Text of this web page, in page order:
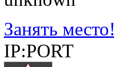
Занять место!
IP:PORT